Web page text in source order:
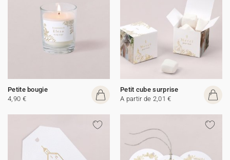
Petite bougie
4,90 €
Petit cube surprise
A partir de 2,01 €